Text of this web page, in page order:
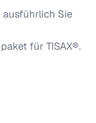
ausführlich Sie
für TISAX®.